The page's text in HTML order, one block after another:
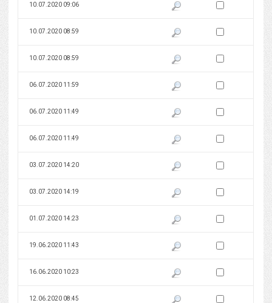
10.07.2020 09:06 Pokaż podgląd wersji z dnia
Zaznacz wersję do
10.07.2020 08:59 Pokaż podgląd wersji z dnia
Zaznacz wersję do
10.07.2020 08:59 Pokaż podgląd wersji z dnia
Zaznacz wersję do
06.07.2020 11:59 Pokaż podgląd wersji z dnia
Zaznacz wersję do
06.07.2020 11:49 Pokaż podgląd wersji z dnia
Zaznacz wersję do
06.07.2020 11:49 Pokaż podgląd wersji z dnia
Zaznacz wersję do
03.07.2020 14:20 Pokaż podgląd wersji z dnia
Zaznacz wersję do
03.07.2020 14:19 Pokaż podgląd wersji z dnia
Zaznacz wersję do
01.07.2020 14:23 Pokaż podgląd wersji z dnia
Zaznacz wersję do
19.06.2020 11:43 Pokaż podgląd wersji z dnia
Zaznacz wersję do
16.06.2020 10:23 Pokaż podgląd wersji z dnia
Zaznacz wersję do
12.06.2020 08:45 Pokaż podgląd wersji z dnia
Zaznacz wersję do